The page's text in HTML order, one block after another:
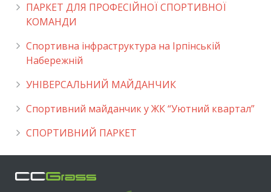
ПАРКЕТ ДЛЯ ПРОФЕСІЙНОЇ СПОРТИВНОЇ
КОМАНДИ
Спортивна інфраструктура на Ірпінській
Набережній
УНІВЕРСАЛЬНИЙ МАЙДАНЧИК
Cпортивний майданчик у ЖК “Уютний квартал”
СПОРТИВНИЙ ПАРКЕТ